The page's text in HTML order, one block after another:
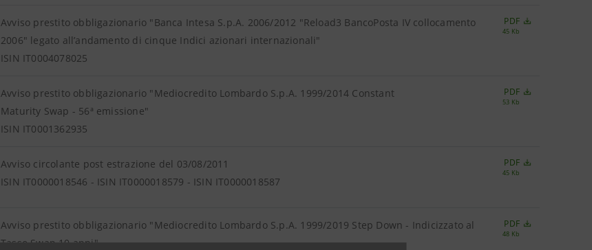
Avviso prestito obbligazionario "Banca Intesa S.p.A. 2006/2012 "Reload3 BancoPosta IV collocamento
2006" legato all’andamento di cinque Indici azionari internazionali"
ISIN IT0004078025
PDF
45 Kb
Avviso prestito obbligazionario "Mediocredito Lombardo S.p.A. 1999/2014 Constant
Maturity Swap - 56ª emissione"
ISIN IT0001362935
PDF
53 Kb
Avviso circolante post estrazione del 03/08/2011
ISIN IT0000018546 - ISIN IT0000018579 - ISIN IT0000018587
PDF
45 Kb
Avviso prestito obbligazionario "Mediocredito Lombardo S.p.A. 1999/2019 Step Down - Indicizzato al
Tasso Swap 10 anni"
PDF
48 Kb